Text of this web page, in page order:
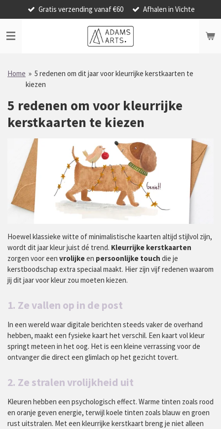
direct
naar
de
Gratis verzending vanaf €60 Afhalen in Vichte
Home » 5 redenen om dit jaar voor kleurrijke kerstkaarten te
kiezen
5 redenen om voor kleurrijke
kerstkaarten te kiezen
Hoewel klassieke witte of minimalistische kaarten altijd stijlvol zijn,
wordt dit jaar kleur juist dé trend. Kleurrijke kerstkaarten
zorgen voor een vrolijkeen persoonlijke touch die je
kerstboodschap extra speciaal maakt. Hier zijn vijf redenen waarom
jij dit jaar voor kleur zou moeten kiezen.
1. Ze vallen op in de post
In een wereld waar digitale berichten steeds vaker de overhand
hebben, maakt een fysieke kaart het verschil. Een kaart vol kleur
springt meteen in het oog. Het is een kleine verrassing voor de
ontvanger die direct een glimlach op het gezicht tovert.
2. Ze stralen vrolijkheid uit
Kleuren hebben een psychologisch effect. Warme tinten zoals rood
en oranje geven energie, terwijl koele tinten zoals blauw en groen
rust uitstralen. Met een kleurrijke kerstkaart breng je niet alleen